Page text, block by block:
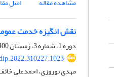
مشاهده مقاله
اصل
نقش انگیزه خدمت عمومی
دوره 1، شماره 3، زمستان 1400، صفحه
مهدی نوروزی، احمدعلی